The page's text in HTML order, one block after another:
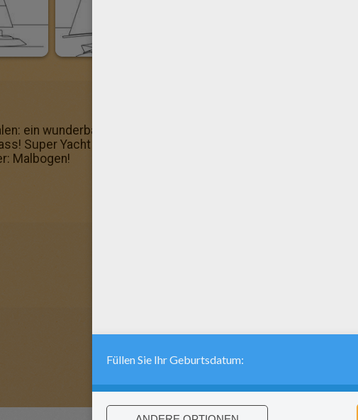
ein wunderbares Ausmalbild für deine Freunde! Mal es
Super Yacht zum Ausmalen: dieses Ausmalbild ist das
Malbogen!